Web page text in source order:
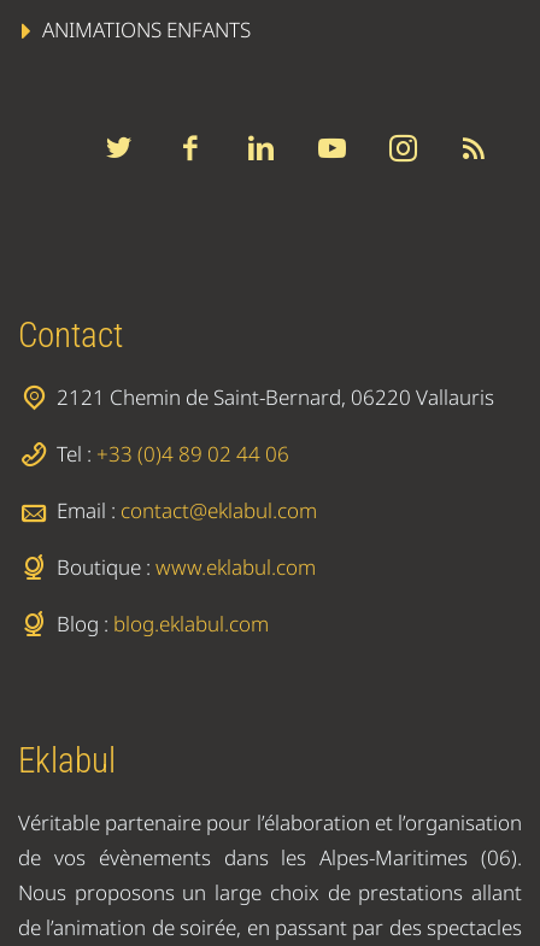
ANIMATIONS ENFANTS
Contact
2121 Chemin de Saint-Bernard, 06220 Vallauris
Tel : +33 (0)4 89 02 44 06
Email : contact@eklabul.com
Boutique : www.eklabul.com
Blog : blog.eklabul.com
Eklabul
Véritable partenaire pour l’élaboration et l’organisation
de vos évènements dans les Alpes-Maritimes (06).
Nous proposons un large choix de prestations allant
de l’animation de soirée, en passant par des spectacles